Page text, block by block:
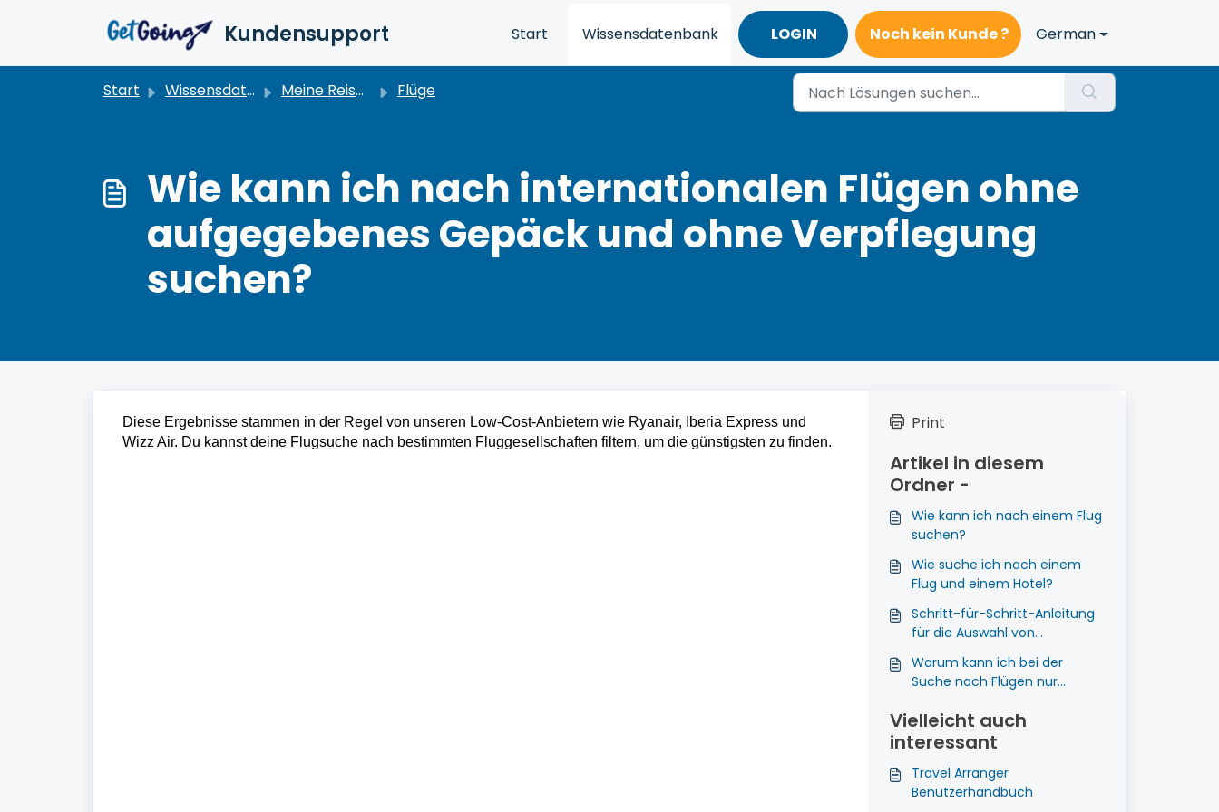
Kundensupport Start Wissensdatenbank LOGIN Noch kein Kunde ? German
Start Wissensdatenbank Meine Reisen verwalten Flüge
Wie kann ich nach internationalen Flügen ohne
aufgegebenes Gepäck und ohne Verpflegung
suchen?
Diese Ergebnisse stammen in der Regel von unseren Low-Cost-Anbietern wie Ryanair, Iberia Express und
Wizz Air. Du kannst deine Flugsuche nach bestimmten Fluggesellschaften filtern, um die günstigsten zu finden.
Print
Artikel in diesem
Ordner -
Wie kann ich nach einem Flug
suchen?
Wie suche ich nach einem
Flug und einem Hotel?
Schritt-für-Schritt-Anleitung
für die Auswahl von
Warum kann ich bei der
Suche nach Flügen nur
auswählen?
Vielleicht auch
interessant
Travel Arranger
Benutzerhandbuch